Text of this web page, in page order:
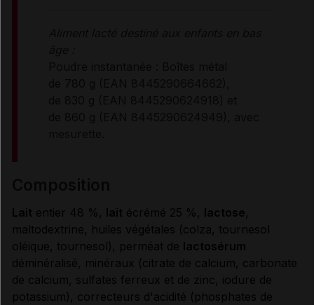
Données administratives
Lait entier 48 %, lait écrémé 25 %, lactose,
maltodextrine, huiles végétales (colza, tournesol
oléique, tournesol), perméat de lactosérum
déminéralisé, minéraux (citrate de calcium, carbonate
de calcium, sulfates ferreux et de zinc, iodure de
potassium), correcteurs d'acidité (phosphates de